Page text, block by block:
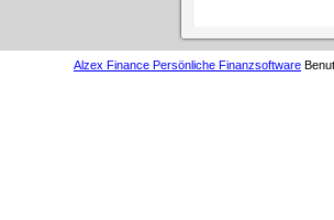
Alzex Finance Persönliche Finanzsoftware